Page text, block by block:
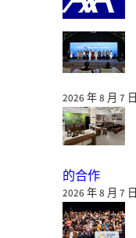
2026 年 8 月 7 日
的合作
2026 年 8 月 7 日